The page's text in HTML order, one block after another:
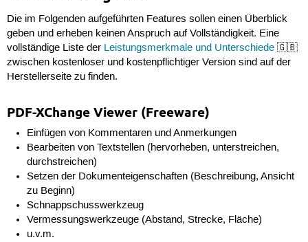
Die im Folgenden aufgeführten Features sollen einen Überblick
geben und erheben keinen Anspruch auf Vollständigkeit. Eine
vollständige Liste der Leistungsmerkmale und Unterschiede🇬🇧
zwischen kostenloser und kostenpflichtiger Version sind auf der
Herstellerseite zu finden.
PDF-XChange Viewer (Freeware)
Einfügen von Kommentaren und Anmerkungen
Bearbeiten von Textstellen (hervorheben, unterstreichen,
durchstreichen)
Setzen der Dokumenteigenschaften (Beschreibung, Ansicht
zu Beginn)
Schnappschusswerkzeug
Vermessungswerkzeuge (Abstand, Strecke, Fläche)
u.v.m.